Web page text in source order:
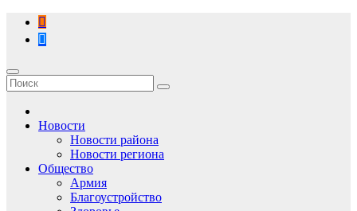
Перейти
содержимому
Новости
Новости района
Новости региона
Общество
Армия
Благоустройство